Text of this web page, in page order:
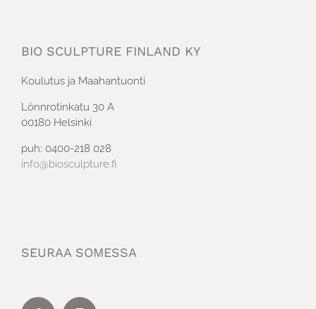
BIO SCULPTURE FINLAND KY
Koulutus ja Maahantuonti
Lönnrotinkatu 30 A
00180 Helsinki
puh: 0400-218 028
info@biosculpture.fi
SEURAA SOMESSA